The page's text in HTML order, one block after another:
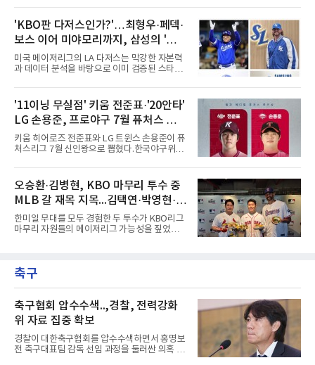
5승 5패 평균자책점 4.36을 남겼다. 그는 치열하
게 우승 경쟁을 하는 팀에서 뛰게
시드니 블루삭스에 파견한다고 밝혔다.세 선수
는 11월 12일 호주로 출국해 ABL 정규리그 일정
을 소화한 뒤 내년 2월 귀국한다. NC는 비시즌
기간 유망주들에게 실전 경기 경험을 주기 위해
파견 프로그램을 진행하게 됐다고 전했다.이는
처음이 아니다. NC는 2022년 질롱 코리아,
2023년 브리즈번 밴디츠, 2024년 퍼스 히트 등
'KBO판 다저스인가?'…최형우·페덱·
보스 이어 미야모리까지, 삼성의 '스펙
만렙' 승부수
미국 메이저리그의 LA 다저스는 막강한 자본력
과 데이터 분석을 바탕으로 이미 검증된 스타들
비롯해 메이저리그 정상급 선수들을 품으며 매
시즌 우승 후보로 평가받는 다저스의 행보는 늘
야구계의 관심을 끌었다. 가능성에 투자하기보
다, 이미 무대에서 증명한 선수들을 통해 당장의
경쟁력을 끌어올린다는 점이다.최근 한국 프로
야구에서도 비슷한 방향성을 보여주는 팀이 있
다. 바로 삼성 라이온즈다. 삼성은 오프시즌 최형
리더를 선택한 것이다.외국인 대체 투수 구성도
마찬가지다. 메이저리그
'11이닝 무실점' 키움 전준표·'20안타'
LG 손용준, 프로야구 7월 퓨처스 루키
상
키움 히어로즈 전준표와 LG 트윈스 손용준이 퓨
처스리그 7월 신인왕으로 뽑혔다.한국야구위원
월 퓨처스 루키상 수상자로 두 선수를 선정했다
고 밝혔다. 대체 선수 대비 승리 기여도(WAR)를
기준으로 전준표가 0.63, 손용준이 0.73으로 각
각 투수와 타자 부문 1위에 올랐다.전준표의 7월
은 완벽했다. 두 경기에 모두 선발 등판해 11이
닝 무실점으로 2승을 챙겼다. 월간 평균자책점
0.00으로 전체 1위, 이닝당 출루허용률(WHIP)
방망이로 존재감을 드러냈다. 지난달 퓨처스리
그 전체에서 가장 많은 20안타를 때
오승환·김병현, KBO 마무리 투수 중
MLB 갈 재목 지목...김택연·박영현·조
병현
한미일 무대를 모두 경험한 두 투수가 KBO리그
마무리 자원들의 메이저리그 가능성을 짚었다.
(kt wiz), 조병현(SSG 랜더스)을 지목했다. 그는
KBO리그에 구속과 신체 능력이 좋은 선수가 많
환은 이들이 경기 운영 능력과 경험을 더 쌓으면
메이저리그 진출이 가능하다면서도, 지금보다
한두 단계 성장해야 성공할 수 있다고 강조했다.
김병현도 같은 방향을 짚었다. 그는 김택연과 박
영현을 꼽으며 한국에서는 최고 대우를 받지만
미국은 다르다고 조언했다.
축구
축구협회 압수수색..,경찰, 전력강화
위 자료 집중 확보
경찰이 대한축구협회를 압수수색하면서 홍명보
전 축구대표팀 감독 선임 과정을 둘러싼 의혹 규